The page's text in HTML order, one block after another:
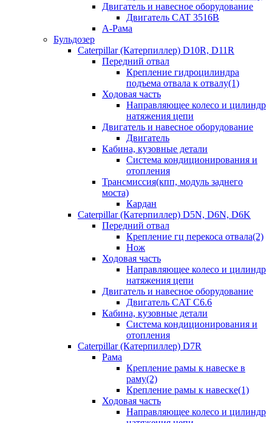
Двигатель и навесное оборудование
Двигатель CAT 3516B
А-Рама
Бульдозер
Caterpillar (Катерпиллер) D10R, D11R
Передний отвал
Крепление гидроцилиндра
подъема отвала к отвалу(1)
Ходовая часть
Направляющее колесо и цилиндр
натяжения цепи
Двигатель и навесное оборудование
Двигатель
Кабина, кузовные детали
Система кондиционирования и
отопления
Трансмиссия(кпп, модуль заднего
моста)
Кардан
Caterpillar (Катерпиллер) D5N, D6N, D6K
Передний отвал
Крепление гц перекоса отвала(2)
Нож
Ходовая часть
Направляющее колесо и цилиндр
натяжения цепи
Двигатель и навесное оборудование
Двигатель CAT C6.6
Кабина, кузовные детали
Система кондиционирования и
отопления
Caterpillar (Катерпиллер) D7R
Рама
Крепление рамы к навеске в
раму(2)
Крепление рамы к навеске(1)
Ходовая часть
Направляющее колесо и цилиндр